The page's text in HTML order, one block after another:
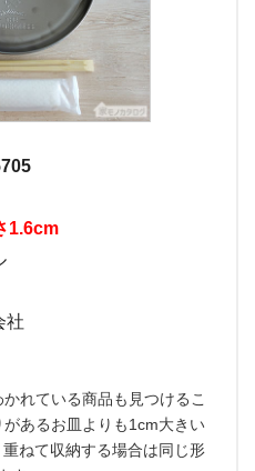
1.6cm
社
れている商品も見つけるこ
あるお皿よりも1cm大きい
ねて収納する場合は同じ形